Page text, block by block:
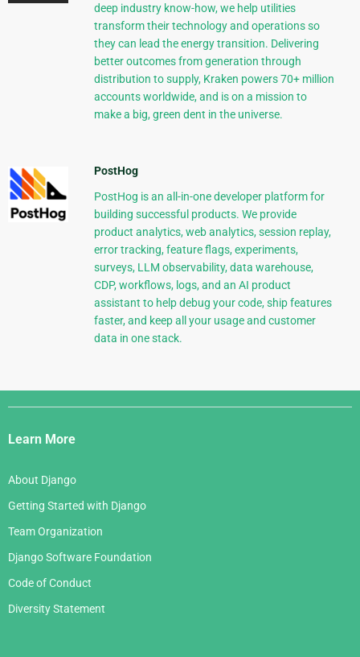
deep industry know-how, we help utilities
transform their technology and operations so
they can lead the energy transition. Delivering
better outcomes from generation through
distribution to supply, Kraken powers 70+ million
accounts worldwide, and is on a mission to
make a big, green dent in the universe.
PostHog
PostHog is an all-in-one developer platform for
building successful products. We provide
product analytics, web analytics, session replay,
error tracking, feature flags, experiments,
surveys, LLM observability, data warehouse,
CDP, workflows, logs, and an AI product
assistant to help debug your code, ship features
faster, and keep all your usage and customer
data in one stack.
Django
Links
Learn More
About Django
Getting Started with Django
Team Organization
Django Software Foundation
Code of Conduct
Diversity Statement